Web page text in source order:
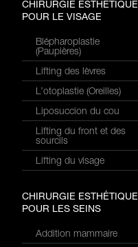
CHIRURGIE ESTHÉTIQUE
POUR LE VISAGE
Blépharoplastie
(Paupières)
Lifting des lèvres
L’otoplastie (Oreilles)
Liposuccion du cou
Lifting du front et des
sourcils
Lifting du visage
CHIRURGIE ESTHÉTIQUE
POUR LES SEINS
Addition mammaire